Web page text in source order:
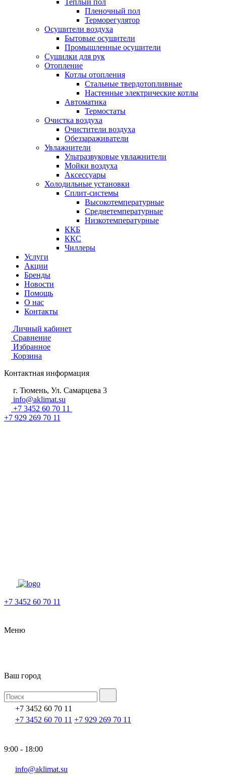
Теплый пол
Пленочный пол
Терморегулятор
Осушители воздуха
Бытовые осушители
Промышленные осушители
Сушилки для рук
Отопление
Котлы отопления
Стальные твердотопливные
Настенные электрические котлы
Автоматика
Термостаты
Очистка воздуха
Очистители воздуха
Обеззараживатели
Увлажнители
Ультразвуковые увлажнители
Мойки воздуха
Аксессуары
Холодильные установки
Сплит-системы
Высокотемпературные
Среднетемпературные
Низкотемпературные
ККБ
ККС
Чиллеры
Услуги
Акции
Бренды
Новости
Помощь
О нас
Контакты
Личный кабинет
Сравнение
Избранное
Корзина
Контактная информация
г. Тюмень, Ул. Самарцева 3
info@aklimat.su
+7 3452 60 70 11
+7 929 269 70 11
+7 3452 60 70 11
Меню
Ваш город
+7 3452 60 70 11
+7 3452 60 70 11 +7 929 269 70 11
9:00 - 18:00
info@aklimat.su